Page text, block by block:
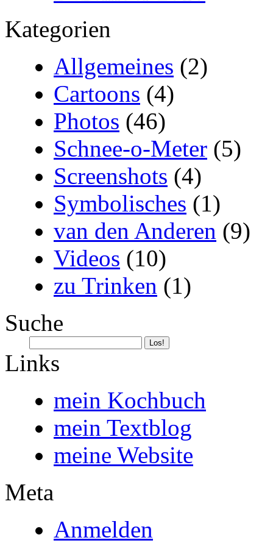
Kategorien
Allgemeines (2)
Cartoons (4)
Photos (46)
Schnee-o-Meter (5)
Screenshots (4)
Symbolisches (1)
van den Anderen (9)
Videos (10)
zu Trinken (1)
Suche
Links
mein Kochbuch
mein Textblog
meine Website
Meta
Anmelden